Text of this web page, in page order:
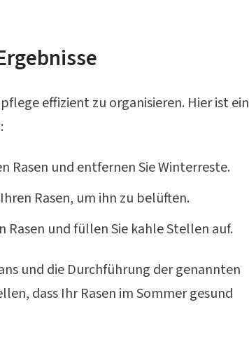
effizient zu organisieren. Hier ist ein
Rasen und entfernen Sie Winterreste.
Rasen, um ihn zu belüften.
Rasen und füllen Sie kahle Stellen auf.
und die Durchführung der genannten
dass Ihr Rasen im Sommer gesund